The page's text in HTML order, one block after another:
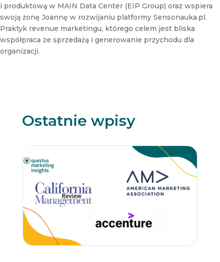
t
t
e
r
i produktową w MAIN Data Center (EIP Group) oraz wspiera
swoją żonę Joannę w rozwijaniu platformy Sensonauka.pl.
Praktyk revenue marketingu, którego celem jest bliska
współpraca ze sprzedażą i generowanie przychodu dla
organizacji.
Ostatnie wpisy